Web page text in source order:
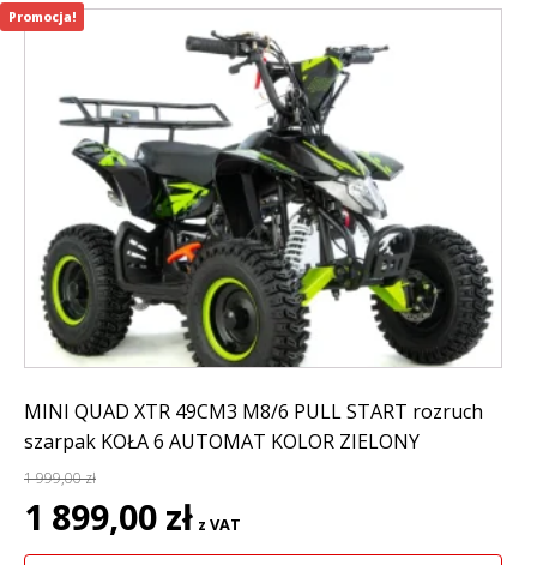
MINI QUAD XTR 49CM3 M8/6 PULL START rozruch
szarpak KOŁA 6 AUTOMAT KOLOR ZIELONY
1 999,00zł
Pierwotna
cena
1 899,00 zł cena
z VAT
Promocja!